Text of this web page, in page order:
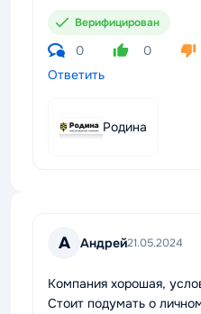
Верифицирован
0 0
Ответить
Родина
А Андрей21.05.2024
Компания хорошая,
Стоит подумать о